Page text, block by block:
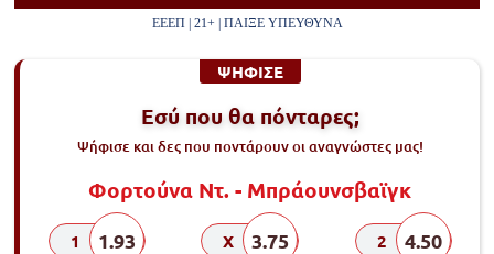
ΕΕΕΠ | 21+ | ΠΑΙΞΕ ΥΠΕΥΘΥΝΑ
ΨΗΦΙΣΕ
Εσύ που θα πόνταρες;
Ψήφισε και δες που ποντάρουν οι αναγνώστες μας!
Φορτoύνα Ντ. - Μπράουνσβαϊγκ
1 1.93 X 3.75 2 4.50